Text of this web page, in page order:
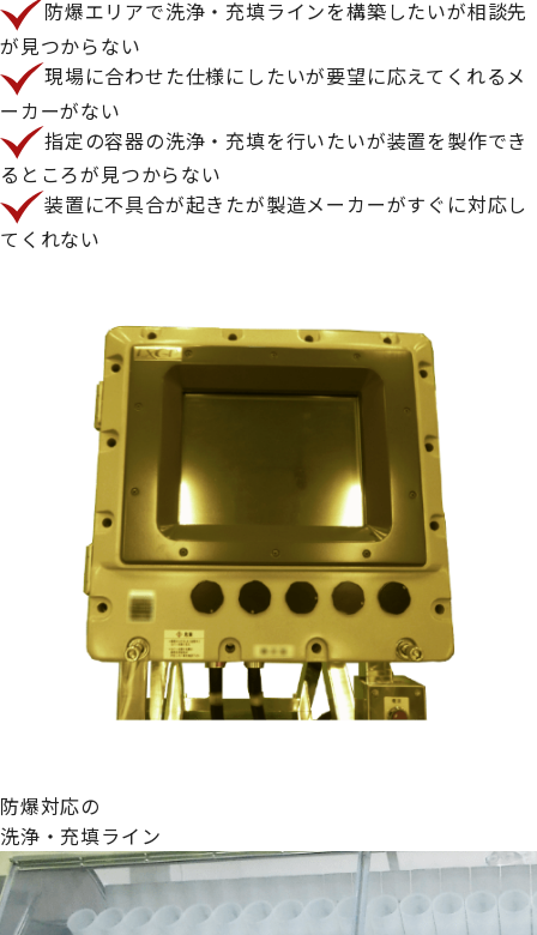
防爆エリアで洗浄・充填ラインを構築したいが相談先
が見つからない
現場に合わせた仕様にしたいが要望に応えてくれるメ
ーカーがない
指定の容器の洗浄・充填を行いたいが装置を製作でき
るところが見つからない
装置に不具合が起きたが製造メーカーがすぐに対応し
てくれない
防爆対応の
洗浄・充填ライン